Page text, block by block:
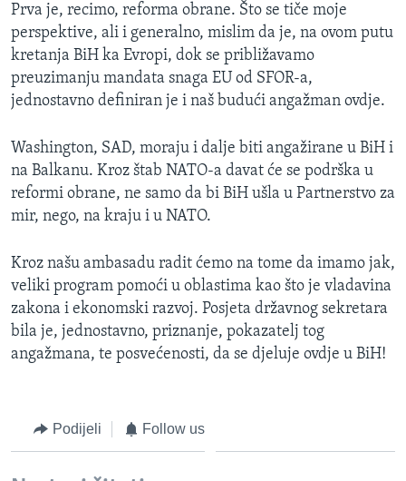
Prva je, recimo, reforma obrane. Što se tiče moje
perspektive, ali i generalno, mislim da je, na ovom putu
kretanja BiH ka Evropi, dok se približavamo
preuzimanju mandata snaga EU od SFOR-a,
jednostavno definiran je i naš budući angažman ovdje.
Washington, SAD, moraju i dalje biti angažirane u BiH i
na Balkanu. Kroz štab NATO-a davat će se podrška u
reformi obrane, ne samo da bi BiH ušla u Partnerstvo za
mir, nego, na kraju i u NATO.
Kroz našu ambasadu radit ćemo na tome da imamo jak,
veliki program pomoći u oblastima kao što je vladavina
zakona i ekonomski razvoj. Posjeta državnog sekretara
bila je, jednostavno, priznanje, pokazatelj tog
angažmana, te posvećenosti, da se djeluje ovdje u BiH!
Podijeli Follow us